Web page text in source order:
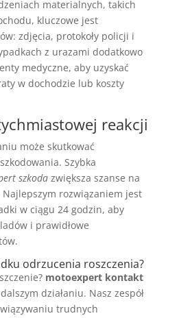
materialnych, takich
kluczowe jest
zdjęcia, protokoły policji i
z urazami dodatkowo
medyczne, aby uzyskać
w dochodzie lub koszty
reakcji
może skutkować
Szybka
szkodazwiększa szanse na
Najlepszym rozwiązaniem jest
w ciągu 24 godzin, aby
i prawidłowe
odrzucenia roszczenia?
motoexpert kontakt
działaniu. Nasz zespół
trudnych